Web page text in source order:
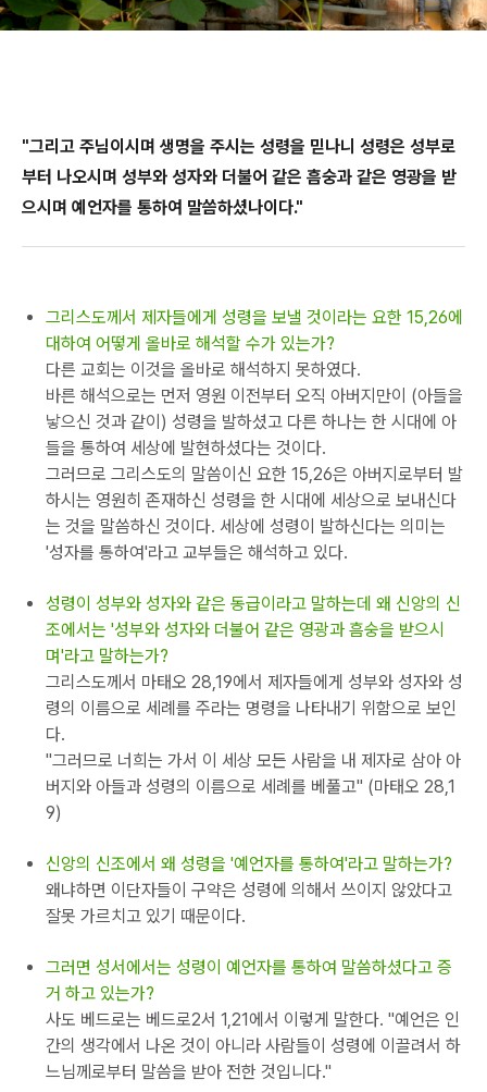
"그리고 주님이시며 생명을 주시는 성령을 믿나니 성령은 성부로
부터 나오시며 성부와 성자와 더불어 같은 흠숭과 같은 영광을 받
으시며 예언자를 통하여 말씀하셨나이다."
그리스도께서 제자들에게 성령을 보낼 것이라는 요한 15,26에
대하여 어떻게 올바로 해석할 수가 있는가?
다른 교회는 이것을 올바로 해석하지 못하였다.
바른 해석으로는 먼저 영원 이전부터 오직 아버지만이 (아들을
낳으신 것과 같이) 성령을 발하셨고 다른 하나는 한 시대에 아
들을 통하여 세상에 발현하셨다는 것이다.
그러므로 그리스도의 말씀이신 요한 15,26은 아버지로부터 발
하시는 영원히 존재하신 성령을 한 시대에 세상으로 보내신다
는 것을 말씀하신 것이다. 세상에 성령이 발하신다는 의미는
'성자를 통하여'라고 교부들은 해석하고 있다.
성령이 성부와 성자와 같은 동급이라고 말하는데 왜 신앙의 신
조에서는 '성부와 성자와 더불어 같은 영광과 흠숭을 받으시
며'라고 말하는가?
그리스도께서 마태오 28,19에서 제자들에게 성부와 성자와 성
령의 이름으로 세례를 주라는 명령을 나타내기 위함으로 보인
다.
"그러므로 너희는 가서 이 세상 모든 사람을 내 제자로 삼아 아
버지와 아들과 성령의 이름으로 세례를 베풀고" (마태오 28,1
9)
신앙의 신조에서 왜 성령을 '예언자를 통하여'라고 말하는가?
왜냐하면 이단자들이 구약은 성령에 의해서 쓰이지 않았다고
잘못 가르치고 있기 때문이다.
그러면 성서에서는 성령이 예언자를 통하여 말씀하셨다고 증
거 하고 있는가?
사도 베드로는 베드로2서 1,21에서 이렇게 말한다. "예언은 인
간의 생각에서 나온 것이 아니라 사람들이 성령에 이끌려서 하
느님께로부터 말씀을 받아 전한 것입니다."